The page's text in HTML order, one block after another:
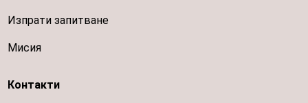
Изпрати запитване
Мисия
Контакти